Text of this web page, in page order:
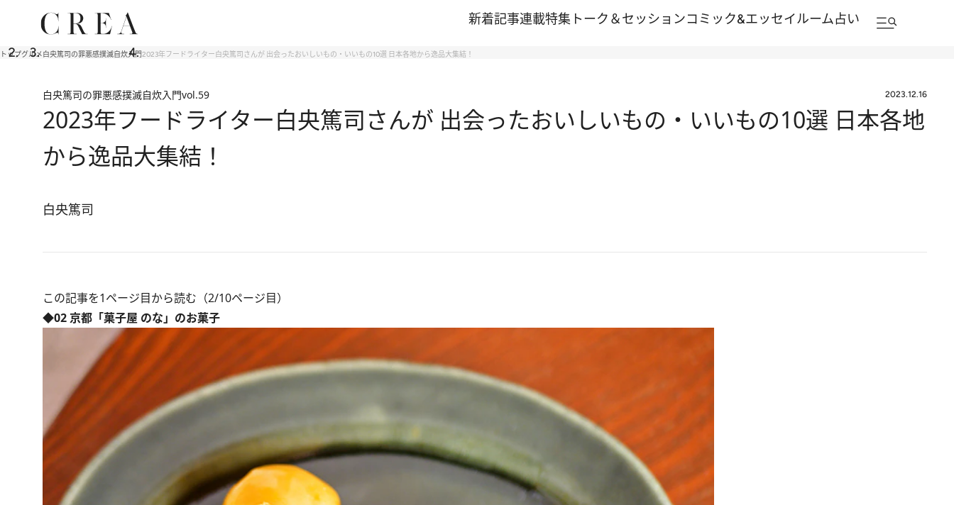
新着記事連載特集 トーク＆セッションコミック&エッセイルーム占い
トップグルメ白央篤司の罪悪感撲滅自炊入門2023年フードライター白央篤司さんが 出会ったおいしいもの・いいもの10選 日本各地から逸品大集結！
白央篤司の罪悪感撲滅自炊入門vol.59 2023.12.16
2023年フードライター白央篤司さんが 出会ったおいしいもの・いいもの10選 日本各地
から逸品大集結！
白央篤司
この記事を1ページ目から読む（2/10ページ目）
◆02 京都「菓子屋 のな」のお菓子